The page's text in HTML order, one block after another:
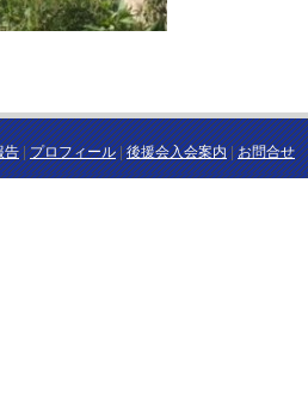
告|プロフィール|後援会入会案内|お問合せ